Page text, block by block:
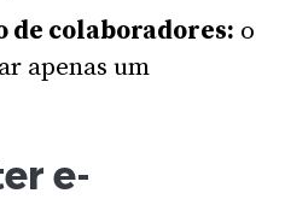
colaboradores: o
apenas um
e-